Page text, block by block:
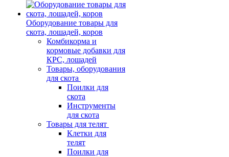
Оборудование товары для
скота, лошадей, коров
Комбикорма и
кормовые добавки для
КРС, лошадей
Товары, оборудования
для скота
Поилки для
скота
Инструменты
для скота
Товары для телят
Клетки для
телят
Поилки для